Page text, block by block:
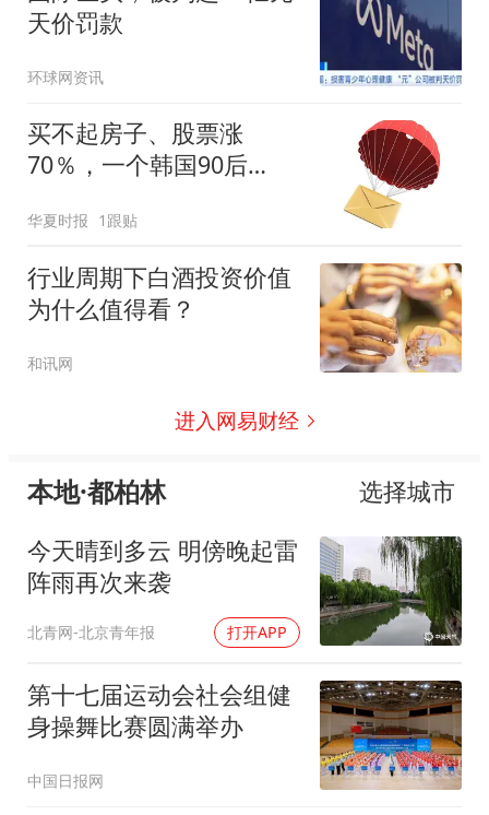
天价罚款
环球网资讯
买不起房子、股票涨
70％，一个韩国90后
华夏时报 1跟贴
行业周期下白酒投资价值
为什么值得看？
和讯网
进入网易财经
本地·都柏林
选择城市
今天晴到多云 明傍晚起雷
阵雨再次来袭
北青网-北京青年报 打开APP
第十七届运动会社会组健
身操舞比赛圆满举办
中国日报网